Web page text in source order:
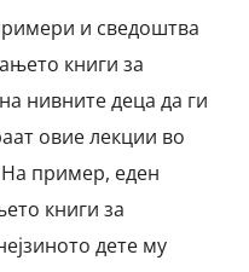
и сведоштва
книги за
нивните деца да ги
овие лекции во
пример, еден
книги за
дете му